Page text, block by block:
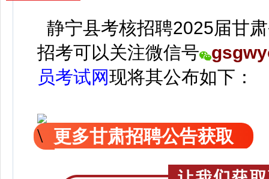
静宁县考核招聘2025届甘
招考可以关注微信号
员考试网现将其公布如下：
更多甘肃招聘公告获取